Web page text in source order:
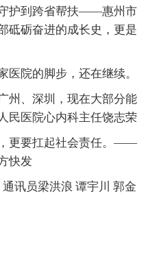
护到跨省帮扶——惠州市
砥砺奋进的成长史，更是
院的脚步，还在继续。
州、深圳，现在大部分能
医院心内科主任饶志荣
要扛起社会责任。 ——
快发
讯员梁洪浪 谭宇川 郭金